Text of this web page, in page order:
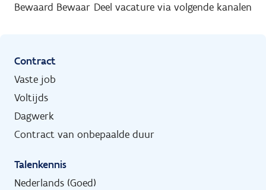
Bewaard Bewaar Deel vacature via volgende kanalen
Contract
Vaste job
Voltijds
Dagwerk
Contract van onbepaalde duur
Talenkennis
Nederlands (Goed)